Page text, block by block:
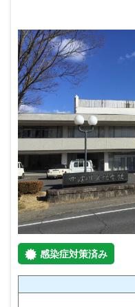
感染症対策済み